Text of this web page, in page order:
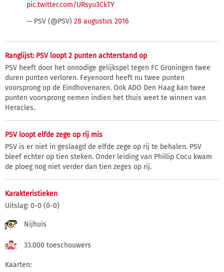
pic.twitter.com/URsyu3CkTY
— PSV (@PSV) 28 augustus 2016
Ranglijst: PSV loopt 2 punten achterstand op
PSV heeft door het onnodige gelijkspel tegen FC Groningen twee
duren punten verloren. Feyenoord heeft nu twee punten
voorsprong op de Eindhovenaren. Ook ADO Den Haag kan twee
punten voorsprong nemen indien het thuis weet te winnen van
Heracles.
PSV loopt elfde zege op rij mis
PSV is er niet in geslaagd de elfde zege op rij te behalen. PSV
bleef echter op tien steken. Onder leiding van Phillip Cocu kwam
de ploeg nog niet verder dan tien zeges op rij.
Karakteristieken
Uitslag: 0-0 (0-0)
Nijhuis
33.000 toeschouwers
Kaarten: